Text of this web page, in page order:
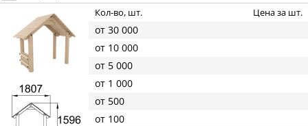
Кол-во, шт. Цена за шт.
от 30 000
от 10 000
от 5 000
от 1 000
от 500
от 100